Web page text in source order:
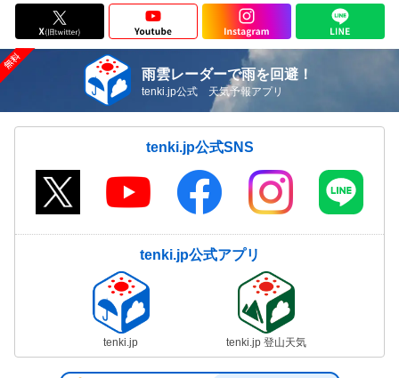
雨雲レーダーで雨を回避！
tenki.jp公式 天気予報アプリ
tenki.jp公式SNS
tenki.jp公式アプリ
tenki.jp tenki.jp 登山天気